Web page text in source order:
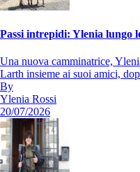
Passi intrepidi: Ylenia lungo
Una nuova camminatrice,
Larth insieme ai suoi amici,
By
Ylenia Rossi
20/07/2026